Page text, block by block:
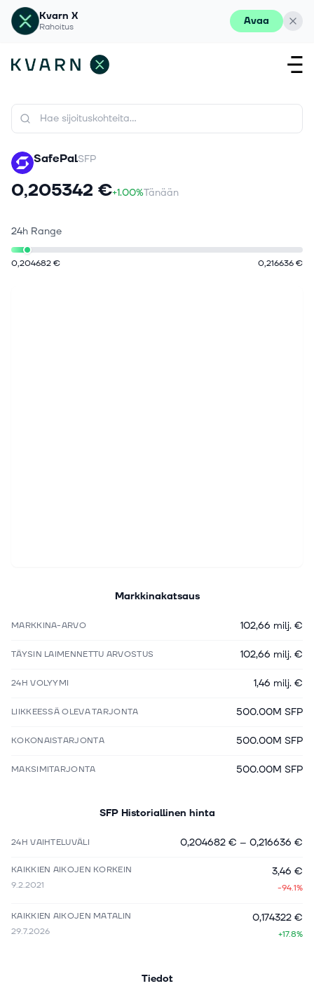
Kvarn X
Rahoitus Avaa
SafePalSFP
0,205342 €+1.00%Tänään
24h Range
0,204682 € 0,216636 €
Markkinakatsaus
MARKKINA-ARVO 102,66 milj. €
TÄYSIN LAIMENNETTU ARVOSTUS 102,66 milj. €
24H VOLYYMI 1,46 milj. €
LIIKKEESSÄ OLEVA TARJONTA 500.00M SFP
KOKONAISTARJONTA 500.00M SFP
MAKSIMITARJONTA 500.00M SFP
SFP Historiallinen hinta
24H VAIHTELUVÄLI 0,204682 € – 0,216636 €
KAIKKIEN AIKOJEN KORKEIN
9.2.2021
3,46 €
-94.1%
KAIKKIEN AIKOJEN MATALIN
29.7.2026
0,174322 €
+17.8%
Tiedot